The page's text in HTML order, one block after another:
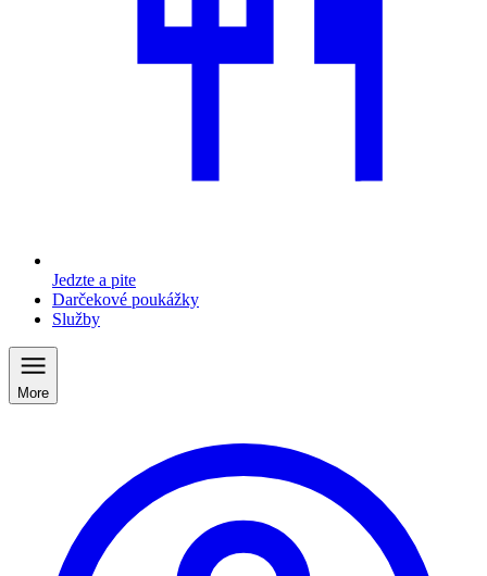
Jedzte a pite
Darčekové poukážky
Služby
More